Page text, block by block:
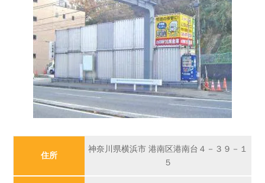
住所
神奈川県横浜市 港南区港南台４－３９－１
５